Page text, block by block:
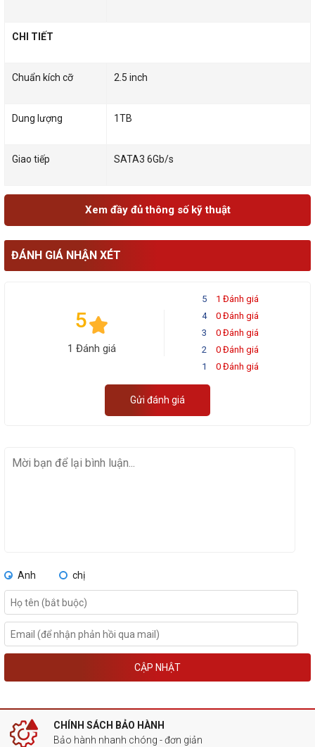
CHI TIẾT
Chuẩn kích cỡ 2.5 inch
Dung lượng 1TB
Giao tiếp SATA3 6Gb/s
Xem đầy đủ thông số kỹ thuật
ĐÁNH GIÁ NHẬN XÉT
5
1 Đánh giá
5
1 Đánh giá
4
0 Đánh giá
3
0 Đánh giá
2
0 Đánh giá
1
0 Đánh giá
Gửi đánh giá
Anh chị
CẬP NHẬT
CHÍNH SÁCH BẢO HÀNH
Bảo hành nhanh chóng - đơn giản